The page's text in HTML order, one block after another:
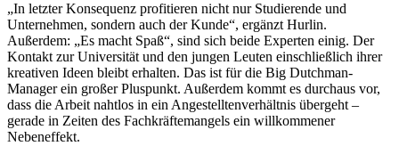
„In letzter Konsequenz profitieren nicht nur Studierende und
Unternehmen, sondern auch der Kunde“, ergänzt Hurlin.
Außerdem: „Es macht Spaß“, sind sich beide Experten einig. Der
Kontakt zur Universität und den jungen Leuten einschließlich ihrer
kreativen Ideen bleibt erhalten. Das ist für die Big Dutchman-
Manager ein großer Pluspunkt. Außerdem kommt es durchaus vor,
dass die Arbeit nahtlos in ein Angestelltenverhältnis übergeht –
gerade in Zeiten des Fachkräftemangels ein willkommener
Nebeneffekt.